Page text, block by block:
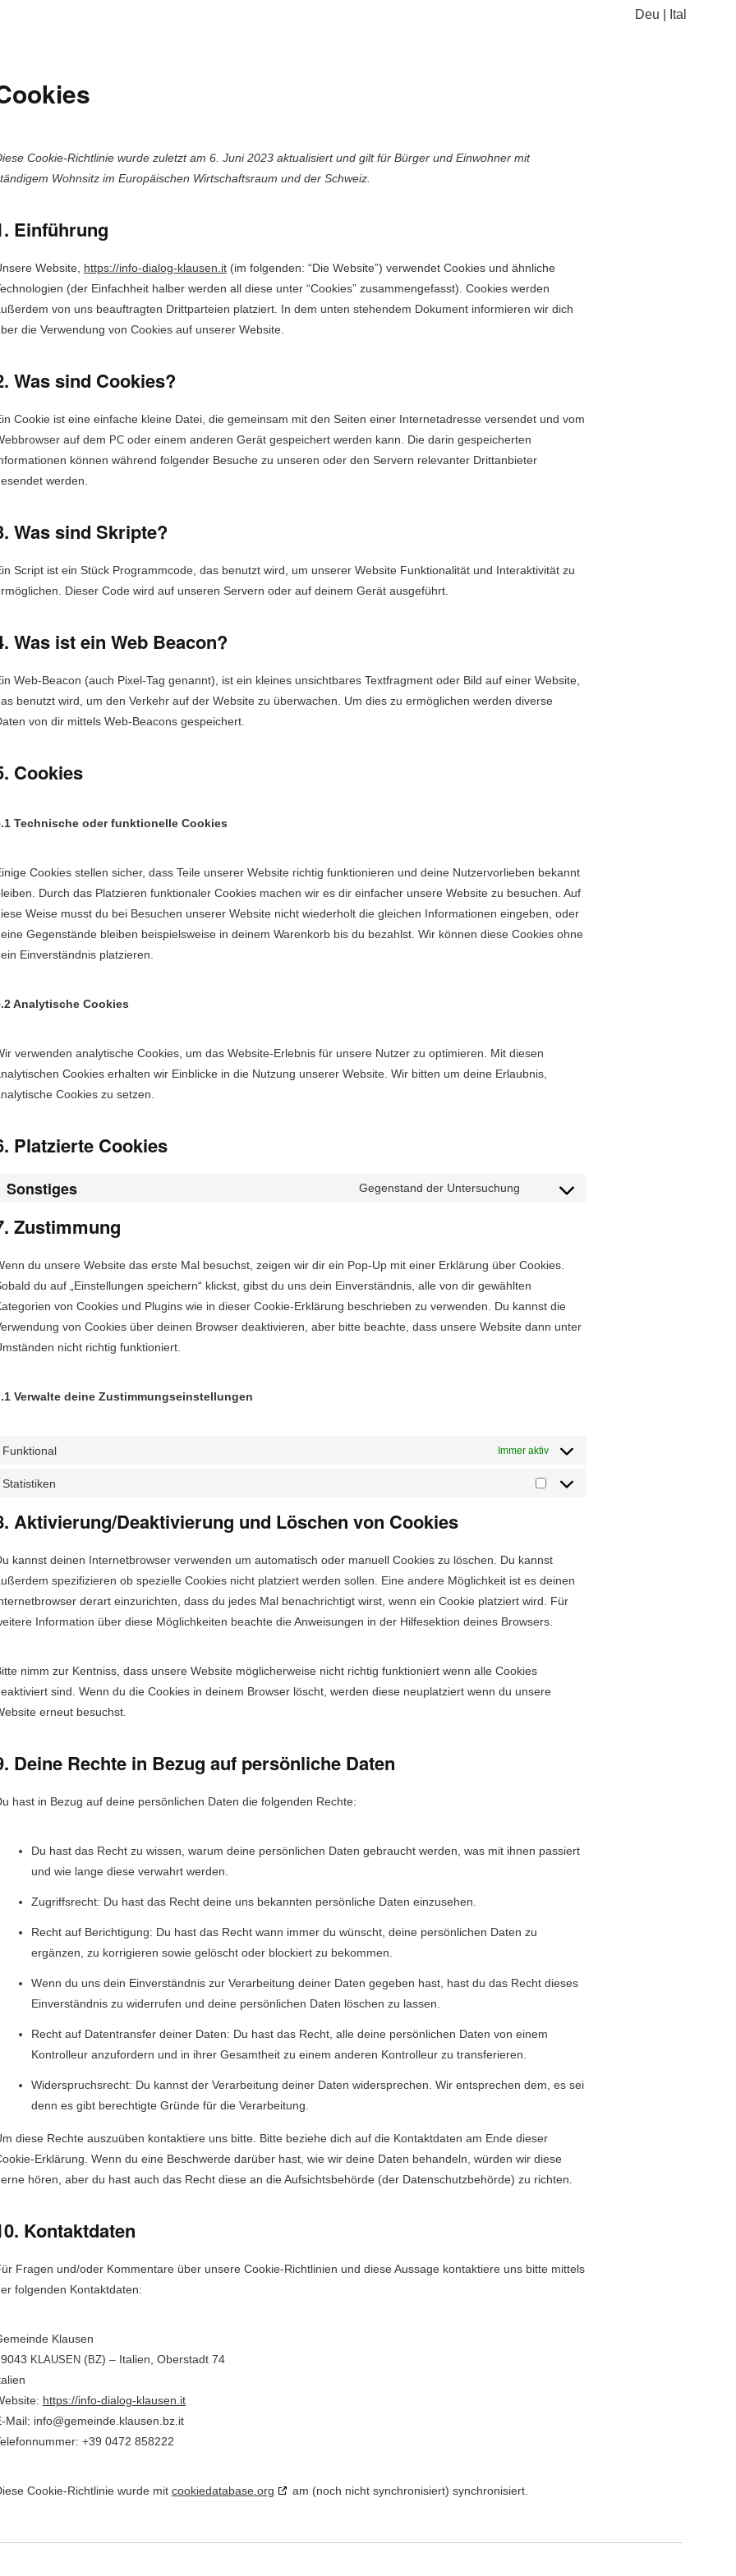
Deu Ital
Cook­ie-Richtlin­ie wurde zulet­zt am 6. Juni 2023 aktu­al­isiert und gilt für Bürg­er und Ein­wohn­er mit
Wohn­sitz im Europäis­chen Wirtschaft­sraum und der Schweiz.
Einführung
Web­site, https://info-dialog-klausen.it(im fol­gen­den: “Die Web­site”) ver­wen­det Cook­ies und ähn­liche
(der Ein­fach­heit hal­ber wer­den all diese unter “Cook­ies” zusam­menge­fasst). Cook­ies wer­den
von uns beauf­tragten Drittparteien platziert. In dem unten ste­hen­dem Doku­ment informieren wir dich
die Ver­wen­dung von Cook­ies auf unser­er Website.
Was sind Cookies?
Cook­ie ist eine ein­fache kleine Datei, die gemein­sam mit den Seit­en ein­er Inter­ne­tadresse versendet und vom
auf dem PCoder einem anderen Gerät gespe­ichert wer­den kann. Die darin gespe­icherten
kön­nen während fol­gen­der Besuche zu unseren oder den Servern rel­e­van­ter Drit­tan­bi­eter
werden.
Was sind Skripte?
Script ist ein Stück Pro­gramm­code, das benutzt wird, um unser­er Web­site Funk­tion­al­ität und Inter­ak­tiv­ität zu
Dieser Code wird auf unseren Servern oder auf deinem Gerät ausgeführt.
Was ist ein Web Beacon?
Web-Bea­con (auch Pix­el-Tag genan­nt), ist ein kleines unsicht­bares Textfrag­ment oder Bild auf ein­er Web­site,
benutzt wird, um den Verkehr auf der Web­site zu überwachen. Um dies zu ermöglichen wer­den diverse
von dir mit­tels Web-Bea­cons gespeichert.
Cookies
Tech­nis­che oder funk­tionelle Cookies
Cook­ies stellen sich­er, dass Teile unser­er Web­site richtig funk­tion­ieren und deine Nutzer­vor­lieben bekan­nt
Durch das Platzieren funk­tionaler Cook­ies machen wir es dir ein­fach­er unsere Web­site zu besuchen. Auf
Weise musst du bei Besuchen unser­er Web­site nicht wieder­holt die gle­ichen Infor­ma­tio­nen eingeben, oder
Gegen­stände bleiben beispiel­sweise in deinem Warenko­rb bis du bezahlst. Wir kön­nen diese Cook­ies ohne
Ein­ver­ständ­nis platzieren.
Ana­lytis­che Cookies
ver­wen­den ana­lytis­che Cook­ies, um das Web­site-Erleb­nis für unsere Nutzer zu opti­mieren. Mit diesen
Cook­ies erhal­ten wir Ein­blicke in die Nutzung unser­er Web­site. Wir bit­ten um deine Erlaub­nis,
Cook­ies zu setzen.
Platzierte Cookies
Sonstiges Gegen­stand der Untersuchung
Con­sent
Zustimmung
du unsere Web­site das erste Mal besuchst, zeigen wir dir ein Pop-Up mit ein­er Erk­lärung über Cook­ies.
du auf „Ein­stel­lun­gen spe­ich­ern“ klickst, gib­st du uns dein Ein­ver­ständ­nis, alle von dir gewählten
von Cook­ies und Plu­g­ins wie in dieser Cook­ie-Erk­lärung beschrieben zu ver­wen­den. Du kannst die
von Cook­ies über deinen Brows­er deak­tivieren, aber bitte beachte, dass unsere Web­site dann unter
nicht richtig funktioniert.
Ver­walte deine Zustimmungseinstellungen
Funktional Immer aktiv
Statistiken Statistiken
Aktivierung/Deaktivierung und Löschen von Cookies
kannst deinen Inter­net­brows­er ver­wen­den um automa­tisch oder manuell Cook­ies zu löschen. Du kannst
spez­i­fizieren ob spezielle Cook­ies nicht platziert wer­den sollen. Eine andere Möglichkeit ist es deinen
der­art einzuricht­en, dass du jedes Mal benachrichtigt wirst, wenn ein Cook­ie platziert wird. Für
Infor­ma­tion über diese Möglichkeit­en beachte die Anweisun­gen in der Hil­fe­sek­tion deines Browsers.
nimm zur Kent­niss, dass unsere Web­site möglicher­weise nicht richtig funk­tion­iert wenn alle Cook­ies
sind. Wenn du die Cook­ies in deinem Brows­er löscht, wer­den diese neu­platziert wenn du unsere
erneut besuchst.
Deine Rechte in Bezug auf persönliche Daten
hast in Bezug auf deine per­sön­lichen Dat­en die fol­gen­den Rechte:
Du hast das Recht zu wis­sen, warum deine per­sön­lichen Dat­en gebraucht wer­den, was mit ihnen passiert
und wie lange diese ver­wahrt werden.
Zugriff­s­recht: Du hast das Recht deine uns bekan­nten per­sön­liche Dat­en einzusehen.
Recht auf Berich­ti­gung: Du hast das Recht wann immer du wün­scht, deine per­sön­lichen Dat­en zu
ergänzen, zu kor­rigieren sowie gelöscht oder block­iert zu bekommen.
Wenn du uns dein Ein­ver­ständ­nis zur Ver­ar­beitung dein­er Dat­en gegeben hast, hast du das Recht dieses
Ein­ver­ständ­nis zu wider­rufen und deine per­sön­lichen Dat­en löschen zu lassen.
Recht auf Daten­trans­fer dein­er Dat­en: Du hast das Recht, alle deine per­sön­lichen Dat­en von einem
Kon­trolleur anzu­fordern und in ihrer Gesamtheit zu einem anderen Kon­trolleur zu transferieren.
Wider­spruch­srecht: Du kannst der Ver­ar­beitung dein­er Dat­en wider­sprechen. Wir entsprechen dem, es sei
denn es gibt berechtigte Gründe für die Verarbeitung.
diese Rechte auszuüben kon­tak­tiere uns bitte. Bitte beziehe dich auf die Kon­tak­t­dat­en am Ende dieser
Erk­lärung. Wenn du eine Beschw­erde darüber hast, wie wir deine Dat­en behan­deln, wür­den wir diese
hören, aber du hast auch das Recht diese an die Auf­sichts­be­hörde (der Daten­schutzbe­hörde) zu richten.
Kontaktdaten
Fra­gen und/oder Kom­mentare über unsere Cook­ie-Richtlin­ien und diese Aus­sage kon­tak­tiere uns bitte mit­tels
fol­gen­den Kontaktdaten:
Klausen
KLAUSEN(BZ) – Ital­ien, Ober­stadt 74
https://info-dialog-klausen.it
ti.zb.nesualk.edniemeg@ofni
+39 0472 858222
Cook­ie-Richtlin­ie wurde mit cookiedatabase.org am (noch nicht syn­chro­nisiert) synchronisiert.